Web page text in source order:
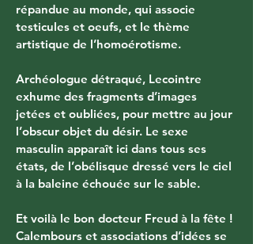
répandue au monde, qui associe
testicules et oeufs, et le thème
artistique de l’homoérotisme.
Archéologue détraqué, Lecointre
exhume des fragments d’images
jetées et oubliées, pour mettre au jour
l’obscur objet du désir. Le sexe
masculin apparaît ici dans tous ses
états, de l’obélisque dressé vers le ciel
à la baleine échouée sur le sable.
Et voilà le bon docteur Freud à la fête !
Calembours et associations d’idées se